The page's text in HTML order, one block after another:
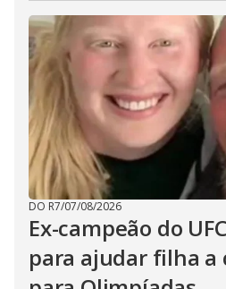
DO R7/07/08/2026
Ex-campeão do
para ajudar filha a